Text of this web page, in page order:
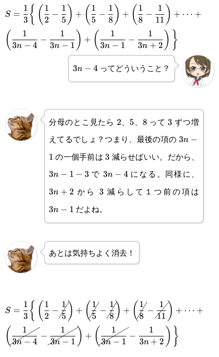
\displaystyle S=\frac{1}{3}\bigg\
{\left(\frac{1}{2}-\frac{1}
{5}\right)+\left(\frac{1}{5}-
\frac{1}{8}\right)+\left(\frac{1}
{3n-4}-\frac{1}{3n-
1}\right)+\left(\frac{1}{3n-1}-
\frac{1}{3n+2}\right)\bigg\}
S =
3
1 { ( 2
1
−
5
1 ) + ( 5
1
−
8
1 ) + ( 8
1
−
11
1 ) + ⋯ +
( 3n − 4
1
−
3n − 1
1 ) + ( 3n − 1
1
−
3n + 2
1 ) }
3n-
4
3n − 4 ってどういうこと？
分母のとこ見たら 2
2、 5
5、 8
8って3
3 ずつ増
えてるでしょ？つまり、最後の項の 3n-
1
3n −
1 の一個手前は3
3 減らせばいい。だから、
3n − 1 − 3で 3n-
4
3n − 4になる。同様に、
3n + 2 から3
3 減らして１つ前の項は
3n − 1 だよね。
あとは気持ちよく消去！
\displaystyle S=\frac{1}{3}\bigg\
{\left(\frac{1}{2}-\cancel{\frac{1}
{5}}\right)+\left(\cancel{\frac{1}{5}}-
S =
3
1 { ( 2
1
−
5
1) + (5
1
−
8
1) + (8
1
−
11
1 ) + ⋯ +
( 3n − 4
1
−
3n − 1
1 ) + ( 3n − 1
1
−
3n + 2
1 ) }